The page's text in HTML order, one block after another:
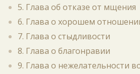
5. Глава об отказе от мщения
6. Глава о хорошем
7. Глава о стыдливости
8. Глава о благонравии
9. Глава о нежелательности